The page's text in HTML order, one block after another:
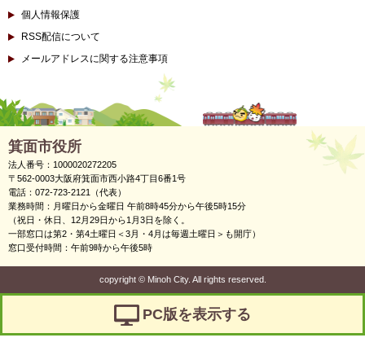
個人情報保護
RSS配信について
メールアドレスに関する注意事項
箕面市役所
法人番号：1000020272205
〒562-0003大阪府箕面市西小路4丁目6番1号
電話：072-723-2121（代表）
業務時間：月曜日から金曜日 午前8時45分から午後5時15分
（祝日・休日、12月29日から1月3日を除く。
一部窓口は第2・第4土曜日＜3月・4月は毎週土曜日＞も開庁）
窓口受付時間：午前9時から午後5時
copyright ©Minoh City. All rights reserved.
PC版を表示する